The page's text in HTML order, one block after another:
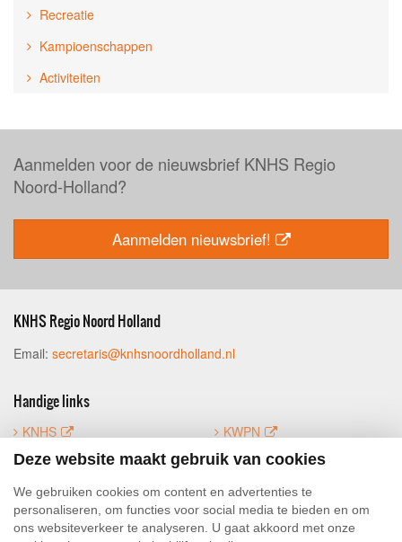
Recreatie
Kampioenschappen
Activiteiten
Aanmelden voor de nieuwsbrief KNHS Regio
Noord-Holland?
Aanmelden nieuwsbrief!
KNHS Regio Noord Holland
Email: secretaris@knhsnoordholland.nl
Handige links
KNHS
KWPN
FNRS
Mijn KNHS
Social Media
Deze website maakt gebruik van cookies
We gebruiken cookies om content en advertenties te
personaliseren, om functies voor social media te bieden en om
ons websiteverkeer te analyseren. U gaat akkoord met onze